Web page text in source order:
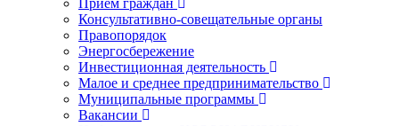
Консультативно-совещательные органы
Правопорядок
Энергосбережение
Инвестиционная деятельность
Малое и среднее предпринимательство
Муниципальные программы
Вакансии